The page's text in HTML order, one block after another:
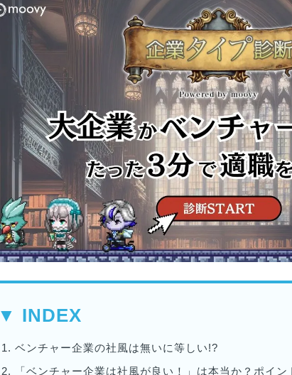
▼ INDEX
1. ベンチャー企業の社風は無いに等しい!?
2.
「ベンチャー企業は社風が良い！」は本当か？ポイン